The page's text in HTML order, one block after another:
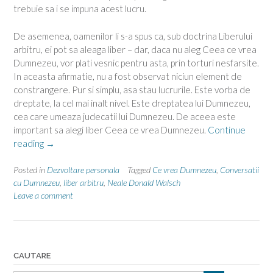
trebuie sa i se impuna acest lucru.
De asemenea, oamenilor li s-a spus ca, sub doctrina Liberului
arbitru, ei pot sa aleaga liber – dar, daca nu aleg Ceea ce vrea
Dumnezeu, vor plati vesnic pentru asta, prin torturi nesfarsite.
In aceasta afirmatie, nu a fost observat niciun element de
constrangere. Pur si simplu, asa stau lucrurile. Este vorba de
dreptate, la cel mai inalt nivel. Este dreptatea lui Dumnezeu,
cea care umeaza judecatii lui Dumnezeu. De aceea este
important sa alegi liber Ceea ce vrea Dumnezeu. Continue
reading
“Si
avem
liber
arbitru?”
→
Posted in Dezvoltare personala Tagged Ce vrea Dumnezeu Conversatii
cu Dumnezeu liber arbitru Neale Donald Walsch
Leave a comment
CAUTARE